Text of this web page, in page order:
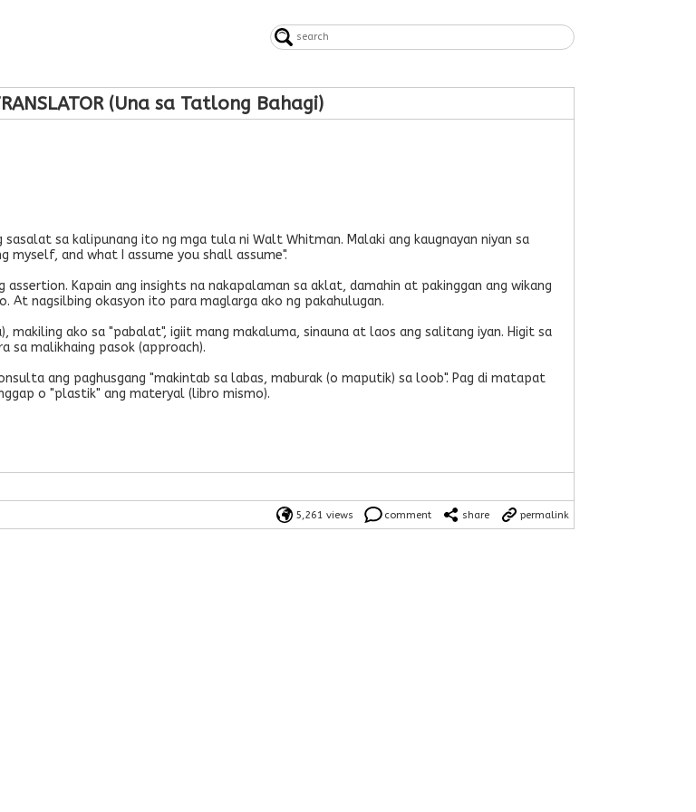
(Una sa Tatlong Bahagi)
sa kalipunang ito ng mga tula ni Walt Whitman. Malaki ang kaugnayan niyan sa
myself, and what I assume you shall assume".
Kapain ang insights na nakapalaman sa aklat, damahin at pakinggan ang wikang
At nagsilbing okasyon ito para maglarga ako ng pakahulugan.
ako sa "pabalat", igiit mang makaluma, sinauna at laos ang salitang iyan. Higit sa
sa malikhaing pasok (approach).
ang paghusgang "makintab sa labas, maburak (o maputik) sa loob". Pag di matapat
o "plastik" ang materyal (libro mismo).
5,261 views comment share permalink